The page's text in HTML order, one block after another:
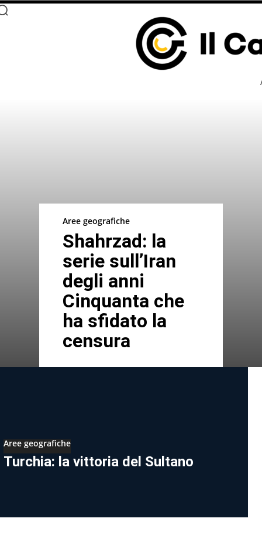
Aree geografiche
Shahrzad: la
serie sull’Iran
degli anni
Cinquanta che
ha sfidato la
censura
Aree geografiche
Turchia: la vittoria del Sultano